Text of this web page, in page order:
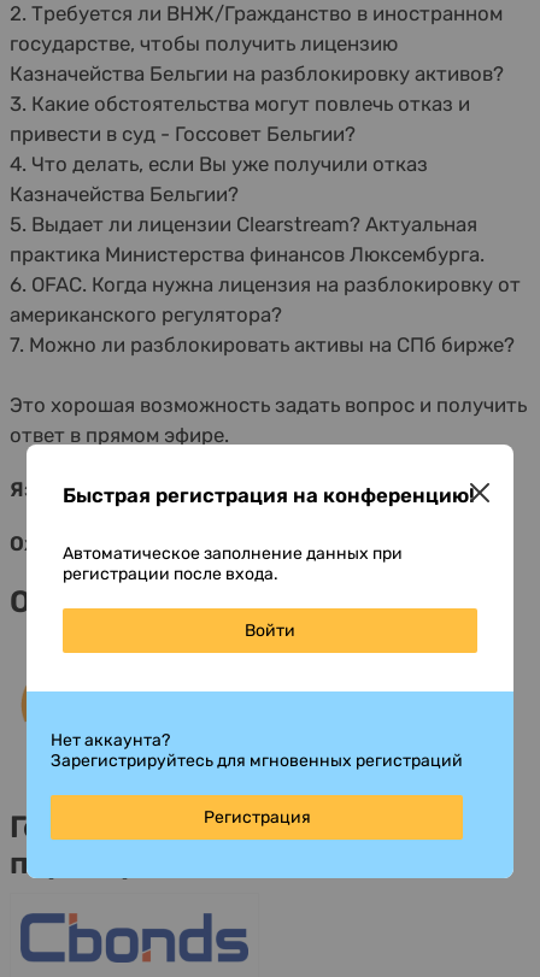
2. Требуется ли ВНЖ/Гражданство в иностранном
государстве, чтобы получить лицензию
Казначейства Бельгии на разблокировку активов?
3. Какие обстоятельства могут повлечь отказ и
привести в суд - Госсовет Бельгии?
4. Что делать, если Вы уже получили отказ
Казначейства Бельгии?
5. Выдает ли лицензии Clearstream? Актуальная
практика Министерства финансов Люксембурга.
6. OFAC. Когда нужна лицензия на разблокировку от
американского регулятора?
7. Можно ли разблокировать активы на СПб бирже?
Это хорошая возможность задать вопрос и получить
ответ в прямом эфире.
Языки:русский
Ожидаемое количество участников:100
Организаторы
Генеральные информационные
партнеры
Быстрая регистрация на конференцию!
Автоматическое заполнение данных при
регистрации после входа.
Войти
Нет аккаунта?
Зарегистрируйтесь для мгновенных регистраций
Регистрация